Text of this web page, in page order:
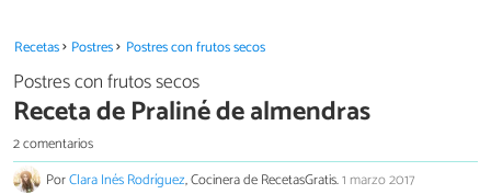
Recetas Postres Postres con frutos secos
Postres con frutos secos
Receta de Praliné de almendras
2 comentarios
PorClara Inés Rodríguez, Cocinera de RecetasGratis.1 marzo 2017